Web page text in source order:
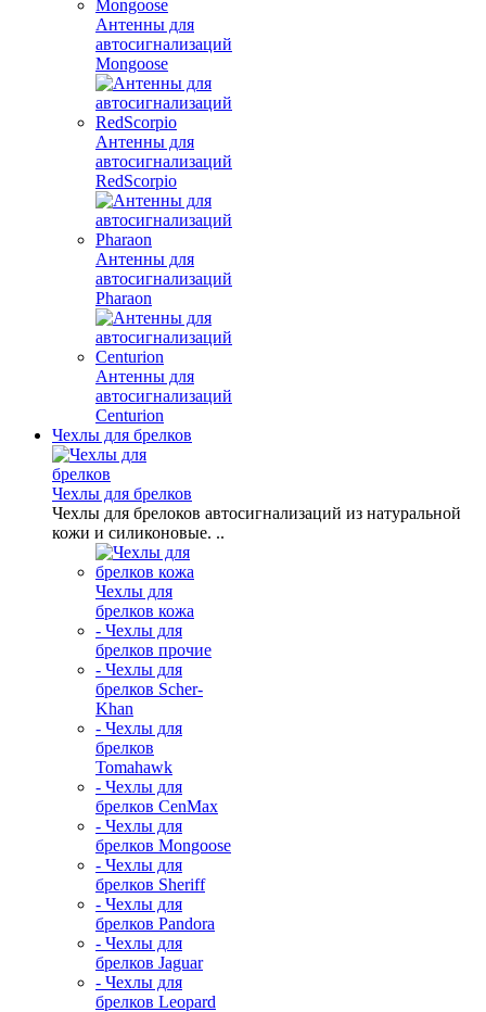
Антенны для
автосигнализаций
Mongoose
Антенны для
автосигнализаций
RedScorpio
Антенны для
автосигнализаций
Pharaon
Антенны для
автосигнализаций
Centurion
Чехлы для брелков
Чехлы для брелков
Чехлы для брелоков автосигнализаций из натуральной
кожи и силиконовые. ..
Чехлы для
брелков кожа
- Чехлы для
брелков прочие
- Чехлы для
брелков Scher-
Khan
- Чехлы для
брелков
Tomahawk
- Чехлы для
брелков CenMax
- Чехлы для
брелков Mongoose
- Чехлы для
брелков Sheriff
- Чехлы для
брелков Pandora
- Чехлы для
брелков Jaguar
- Чехлы для
брелков Leopard